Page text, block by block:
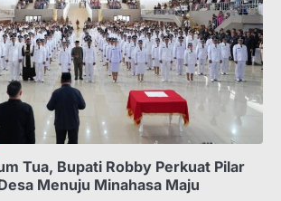
Tua, Bupati Robby Perkuat Pilar
Menuju Minahasa Maju